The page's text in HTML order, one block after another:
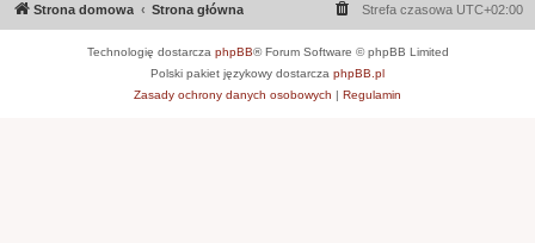
Strona domowa Strona główna Strefa czasowa UTC+02:00
Technologię dostarcza phpBB® Forum Software © phpBB Limited
Polski pakiet językowy dostarcza phpBB.pl
Zasady ochrony danych osobowych | Regulamin